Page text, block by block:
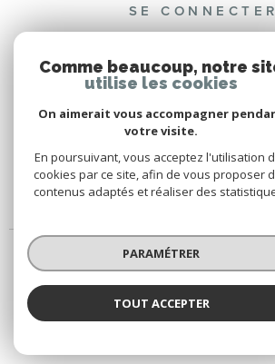
SE CONNECTER
ESPACE
ADHÉRENTS
© 2026 | Tous droits réservés | Traduction
Nos Honoraires
Comme beaucoup, notre
utilise les cookies
On aimerait vous accompagner
votre visite.
En poursuivant, vous acceptez l'utilisation
cookies par ce site, afin de vous proposer
contenus adaptés et réaliser des
PARAMÉTRER
TOUT ACCEPTER